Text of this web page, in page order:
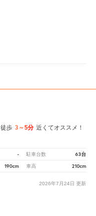
徒歩 3～5分 近くてオススメ！
- 駐車台数 63台
190cm 車高 210cm
2026年7月24日 更新